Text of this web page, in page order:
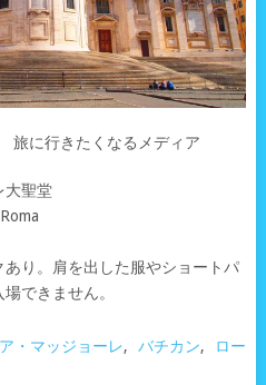
に行きたくなるメディア
大聖堂
り。肩を出した服やショートパ
できません。
・マッジョーレ, バチカン,
ロー